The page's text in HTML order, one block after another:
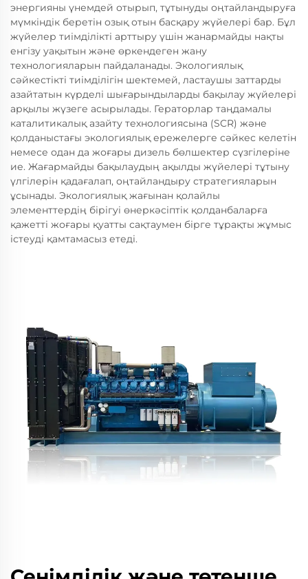
энергияны үнемдей отырып, тұтынуды оңтайландыруға
мүмкіндік беретін озық отын басқару жүйелері бар. Бұл
жүйелер тиімділікті арттыру үшін жанармайды нақты
енгізу уақытын және өркендеген жану
технологияларын пайдаланады. Экологиялық
сәйкестікті тиімділігін шектемей, ластаушы заттарды
азайтатын күрделі шығарындыларды бақылау жүйелері
арқылы жүзеге асырылады. Гераторлар таңдамалы
каталитикалық азайту технологиясына (SCR) және
қолданыстағы экологиялық ережелерге сәйкес келетін
немесе одан да жоғары дизель бөлшектер сүзгілеріне
ие. Жағармайды бақылаудың ақылды жүйелері тұтыну
үлгілерін қадағалап, оңтайландыру стратегияларын
ұсынады. Экологиялық жағынан қолайлы
элементтердің бірігуі өнеркәсіптік қолданбаларға
қажетті жоғары қуатты сақтаумен бірге тұрақты жұмыс
істеуді қамтамасыз етеді.